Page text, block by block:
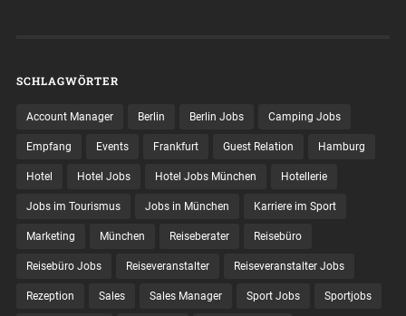
SCHLAGWÖRTER
Account Manager Berlin Berlin Jobs Camping Jobs
Empfang Events Frankfurt Guest Relation Hamburg
Hotel Hotel Jobs Hotel Jobs München Hotellerie
Jobs im Tourismus Jobs in München Karriere im Sport
Marketing München Reiseberater Reisebüro
Reisebüro Jobs Reiseveranstalter Reiseveranstalter Jobs
Rezeption Sales Sales Manager Sport Jobs Sportjobs